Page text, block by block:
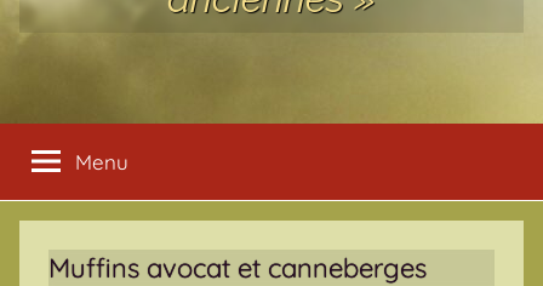
Menu
Muffins avocat et canneberges